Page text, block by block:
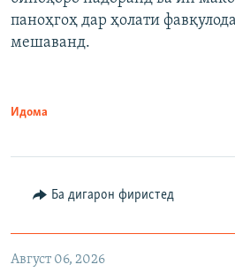
паноҳгоҳ дар ҳолати
мешаванд.
Идома
Ба дигарон фиристед
Август 06, 2026